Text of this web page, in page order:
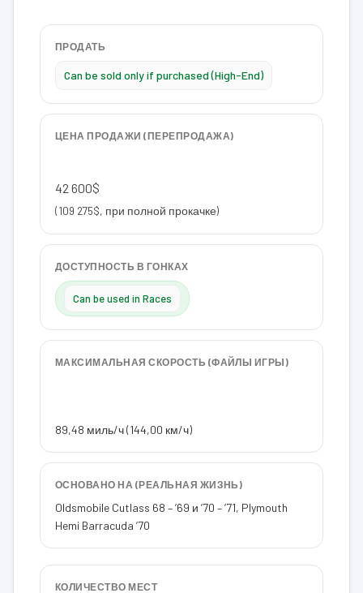
ПРОДАТЬ
Can be sold only if purchased (High-End)
ЦЕНА ПРОДАЖИ (ПЕРЕПРОДАЖА)
42 600$
(109 275$, при полной прокачке)
ДОСТУПНОСТЬ В ГОНКАХ
Can be used in Races
МАКСИМАЛЬНАЯ СКОРОСТЬ (ФАЙЛЫ ИГРЫ)
89,48 миль/ч (144,00 км/ч)
ОСНОВАНО НА (РЕАЛЬНАЯ ЖИЗНЬ)
Oldsmobile Cutlass 68 – ’69 и ’70 – ’71, Plymouth
Hemi Barracuda ’70
КОЛИЧЕСТВО МЕСТ